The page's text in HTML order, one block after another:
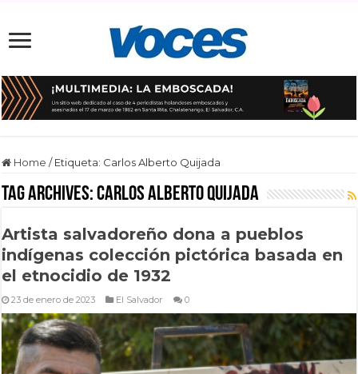
Home / Etiqueta: Carlos Alberto Quijada
Tag Archives:Carlos Alberto Quijada
Artista salvadoreño dona a pueblos
indígenas colección pictórica basada en
el etnocidio de 1932
23 de enero de 2023 El Salvador 0